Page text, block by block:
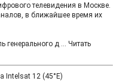
телевидения в Москве.
в ближайшее время их
генерального д ... Читать
Intelsat 12 (45°E)